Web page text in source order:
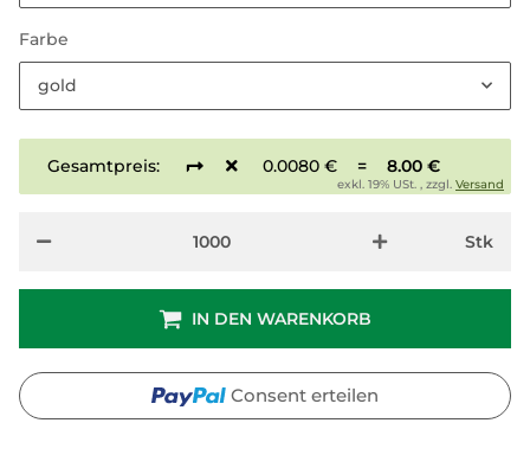
Farbe
gold
Gesamtpreis: 0.0080 € = 8.00 €
exkl. 19% USt. , zzgl. Versand
Stk
IN DEN WARENKORB
Consent erteilen